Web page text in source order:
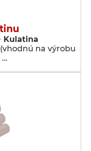
Kulatina
na výrobu
…